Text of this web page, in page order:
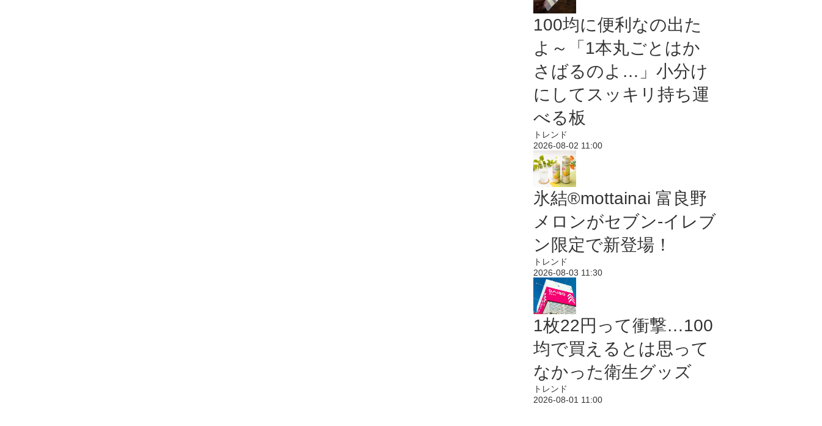
100均に便利なの出た
よ～「1本丸ごとはか
さばるのよ…」小分け
にしてスッキリ持ち運
べる板
トレンド
2026-08-02 11:00
氷結®mottainai 富良野
メロンがセブン‐イレブ
ン限定で新登場！
トレンド
2026-08-03 11:30
1枚22円って衝撃…100
均で買えるとは思って
なかった衛生グッズ
トレンド
2026-08-01 11:00